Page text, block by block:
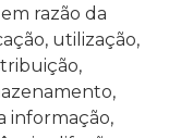
razão da
utilização,
informação,